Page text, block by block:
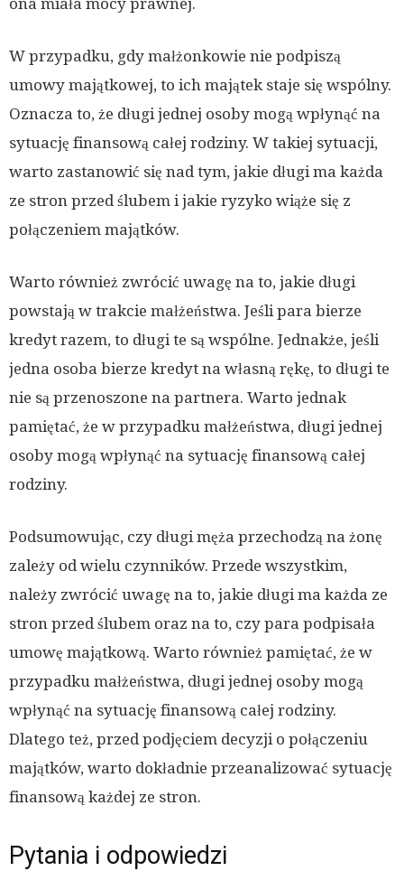
ona miała mocy prawnej.
W przypadku, gdy małżonkowie nie podpiszą
umowy majątkowej, to ich majątek staje się wspólny.
Oznacza to, że długi jednej osoby mogą wpłynąć na
sytuację finansową całej rodziny. W takiej sytuacji,
warto zastanowić się nad tym, jakie długi ma każda
ze stron przed ślubem i jakie ryzyko wiąże się z
połączeniem majątków.
Warto również zwrócić uwagę na to, jakie długi
powstają w trakcie małżeństwa. Jeśli para bierze
kredyt razem, to długi te są wspólne. Jednakże, jeśli
jedna osoba bierze kredyt na własną rękę, to długi te
nie są przenoszone na partnera. Warto jednak
pamiętać, że w przypadku małżeństwa, długi jednej
osoby mogą wpłynąć na sytuację finansową całej
rodziny.
Podsumowując, czy długi męża przechodzą na żonę
zależy od wielu czynników. Przede wszystkim,
należy zwrócić uwagę na to, jakie długi ma każda ze
stron przed ślubem oraz na to, czy para podpisała
umowę majątkową. Warto również pamiętać, że w
przypadku małżeństwa, długi jednej osoby mogą
wpłynąć na sytuację finansową całej rodziny.
Dlatego też, przed podjęciem decyzji o połączeniu
majątków, warto dokładnie przeanalizować sytuację
finansową każdej ze stron.
Pytania i odpowiedzi